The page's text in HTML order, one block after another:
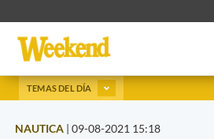
TEMAS DEL DÍA
NAUTICA | 09-08-2021 15:18